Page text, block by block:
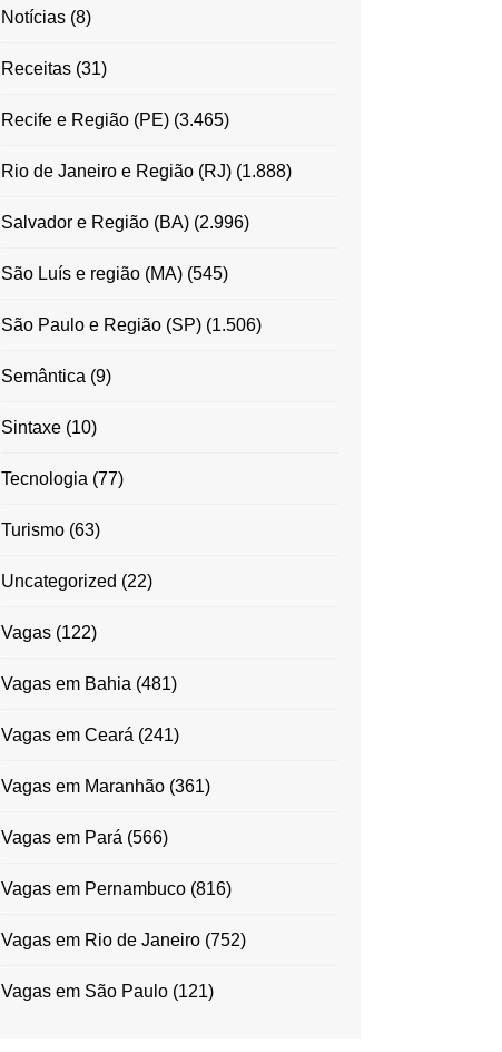
Notícias(8)
Receitas(31)
Recife e Região (PE)(3.465)
Rio de Janeiro e Região (RJ)(1.888)
Salvador e Região (BA)(2.996)
São Luís e região (MA)(545)
São Paulo e Região (SP)(1.506)
Semântica (9)
Sintaxe(10)
Tecnologia (77)
Turismo(63)
Uncategorized (22)
Vagas(122)
Vagas em Bahia (481)
Vagas em Ceará (241)
Vagas em Maranhão(361)
Vagas em Pará (566)
Vagas em Pernambuco(816)
Vagas em Rio de Janeiro(752)
Vagas em São Paulo(121)